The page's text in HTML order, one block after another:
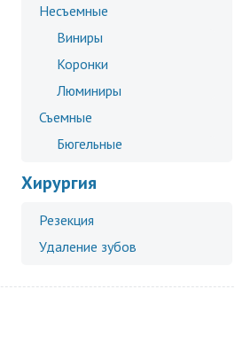
Несъемные
Виниры
Коронки
Люминиры
Съемные
Бюгельные
Хирургия
Резекция
Удаление зубов